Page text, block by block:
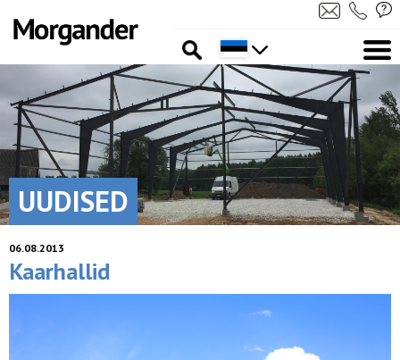
UUDISED
06.08.2013
Kaarhallid